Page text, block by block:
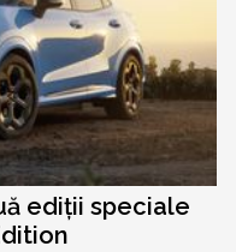
ediții speciale